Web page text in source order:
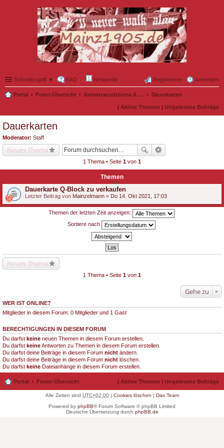
Schnellzugriff ▼ FAQ Netiquette Anmelden
Registrieren
Portal Foren-Übersicht Kartentauschbörse & Mitfahrgelegenheiten Dauerkarten
| Aktive Themen | Ungelesene Beiträge
Dauerkarten
Moderator: Staff
Neues Thema
1 Thema • Seite 1 von 1
Themen
Dauerkarte Q-Block zu verkaufen
Letzter Beitrag von Mainzelmann « Do 14. Okt 2021, 17:03
Themen der letzten Zeit anzeigen:
Sortiere nach
Neues Thema
1 Thema • Seite 1 von 1
Gehe zu
WER IST ONLINE?
Mitglieder in diesem Forum: 0 Mitglieder und 1 Gast
BERECHTIGUNGEN IN DIESEM FORUM
Du darfst keine neuen Themen in diesem Forum erstellen.
Du darfst keineAntworten zu Themen in diesem Forum erstellen.
Du darfst deine Beiträge in diesem Forum nicht ändern.
Du darfst deine Beiträge in diesem Forum nicht löschen.
Du darfst keine Dateianhänge in diesem Forum erstellen.
Portal Foren-Übersicht | Aktive Themen | Ungelesene Beiträge
Alle Zeiten sind UTC+02:00| Cookies löschen | Das Team
Powered by phpBB® Forum Software © phpBB Limited
Deutsche Übersetzung durch phpBB.de